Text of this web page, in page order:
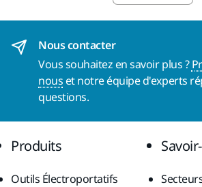
Nous contacter
Vous souhaitez en savoir plus ?
nous et notre équipe d'experts
questions.
Produits
Outils Électroportatifs